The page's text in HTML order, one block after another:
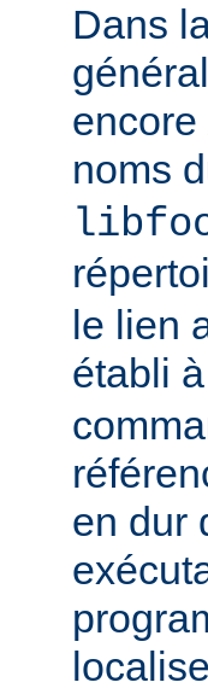
Dans
encore
noms
le lien
établi
en dur